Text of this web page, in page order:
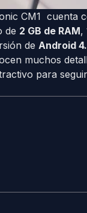
CM1 cuenta
de 2 GB de RAM,
de Android
muchos
para